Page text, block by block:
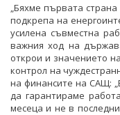
„Бяхме първата
подкрепа на
усилена съвместна
важния ход на
открои и значението
контрол на
на финансите на САЩ:
да гарантираме
месеца и не в